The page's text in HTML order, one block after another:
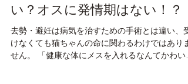
衛生・健康・病気etc
去勢・避妊手術はした方がい
い？オスに発情期はない！？